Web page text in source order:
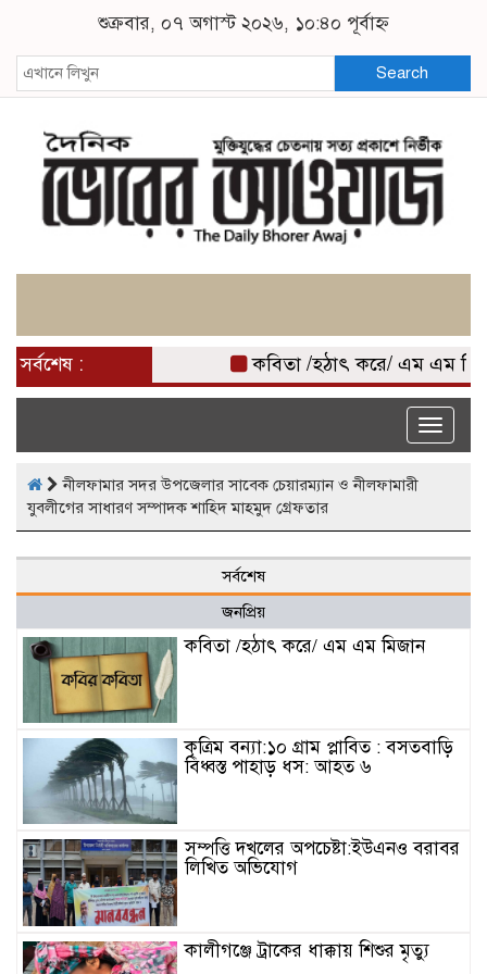
শুক্রবার, ০৭ অগাস্ট ২০২৬, ১০:৪০ পূর্বাহ্ন
Search
সর্বশেষ : কবিতা /হঠাৎ করে/ এম এম
Toggle
নীলফামার সদর উপজেলার সাবেক চেয়ারম্যান ও নীলফামারী
যুবলীগের সাধারণ সম্পাদক শাহিদ মাহমুদ গ্রেফতার
সর্বশেষ
জনপ্রিয়
কবিতা /হঠাৎ করে/ এম এম মিজান
কৃত্রিম বন্যা:১০ গ্রাম প্লাবিত : বসতবাড়ি
বিধ্বস্ত পাহাড় ধস: আহত ৬
সম্পত্তি দখলের অপচেষ্টা:ইউএনও বরাবর
লিখিত অভিযোগ
কালীগঞ্জে ট্রাকের ধাক্কায় শিশুর মৃত্যু